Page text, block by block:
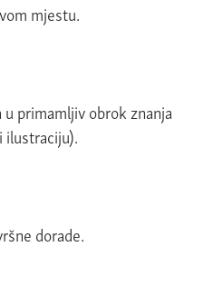
mjestu.
primamljiv obrok znanja
ilustraciju).
dorade.